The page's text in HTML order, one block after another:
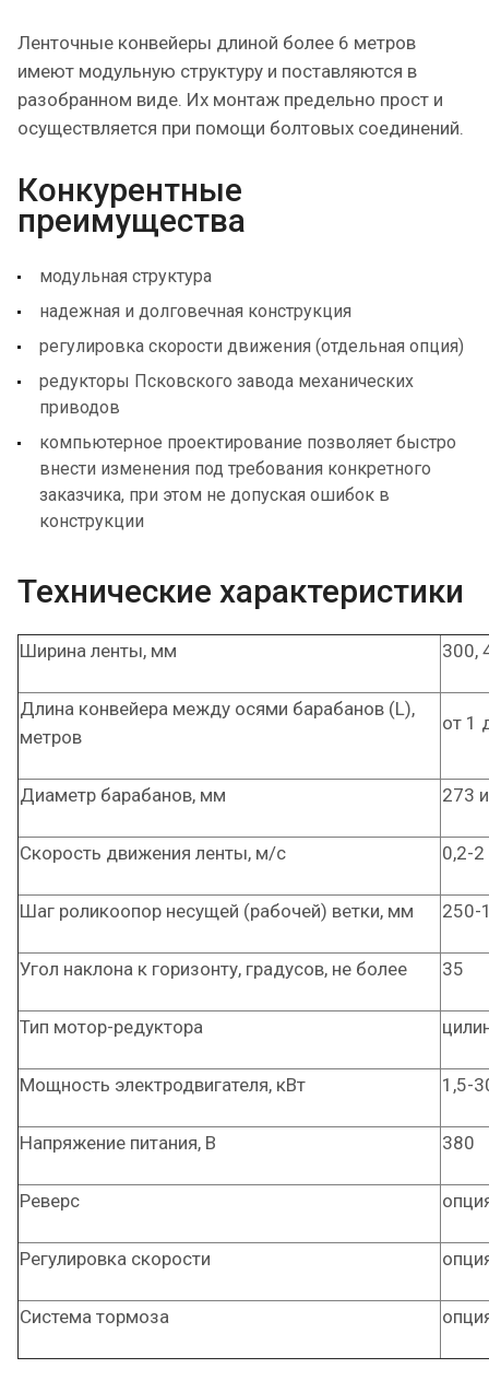
Ленточные конвейеры длиной более 6 метров
имеют модульную структуру и поставляются в
разобранном виде. Их монтаж предельно прост и
осуществляется при помощи болтовых соединений.
Конкурентные
преимущества
модульная структура
надежная и долговечная конструкция
регулировка скорости движения (отдельная опция)
редукторы Псковского завода механических
приводов
компьютерное проектирование позволяет быстро
внести изменения под требования конкретного
заказчика, при этом не допуская ошибок в
конструкции
Технические характеристики
Ширина ленты, мм 300,
Длина конвейера между осями барабанов (L),
метров
от 1
Диаметр барабанов, мм 273
Скорость движения ленты, м/с 0,2-2
Шаг роликоопор несущей (рабочей) ветки, мм 250-
Угол наклона к горизонту, градусов, не более 35
Тип мотор-редуктора
Мощность электродвигателя, кВт 1,5-
Напряжение питания, В 380
Реверс
Регулировка скорости
Система тормоза